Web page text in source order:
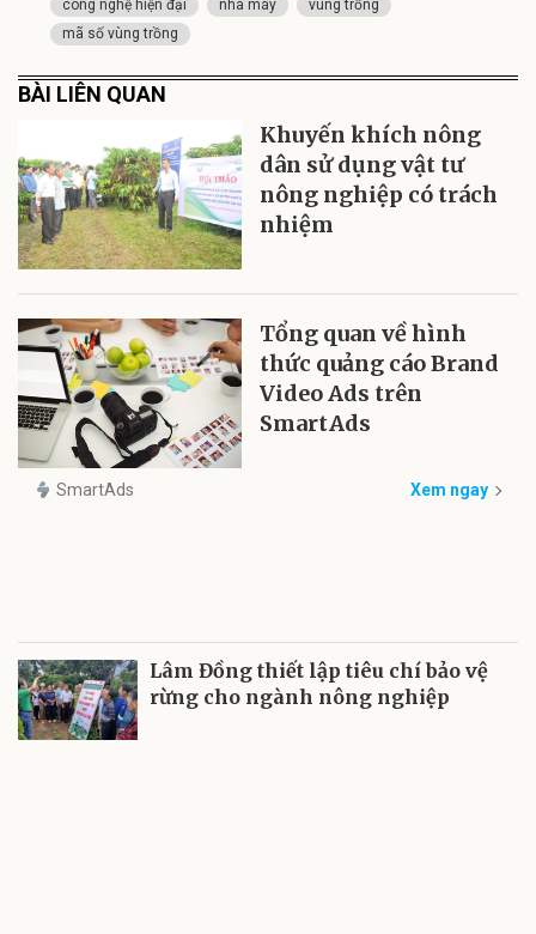
công nghệ hiện đại
nhà máy
vùng trồng
mã số vùng trồng
BÀI LIÊN QUAN
Khuyến khích nông
dân sử dụng vật tư
nông nghiệp có trách
nhiệm
Tổng quan về hình
thức quảng cáo Brand
Video Ads trên
SmartAds
SmartAds Xem ngay
Lâm Đồng thiết lập tiêu chí bảo vệ
rừng cho ngành nông nghiệp